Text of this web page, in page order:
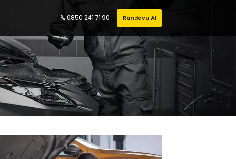
0850 241 71 90 Randevu Al